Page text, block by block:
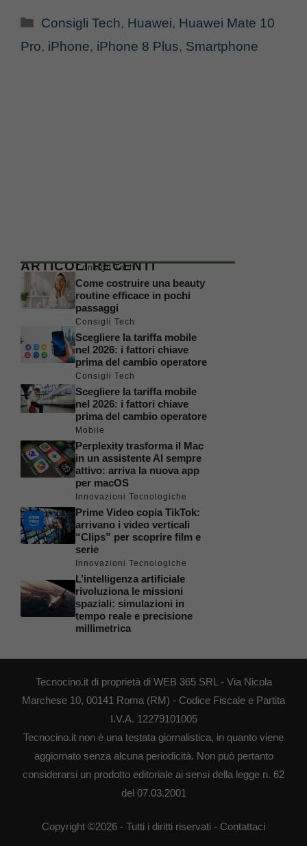
Categorie
Consigli Tech, Huawei, Huawei Mate 10
Pro, iPhone, iPhone 8 Plus, Smartphone
ARTICOLI RECENTI
Consigli Tech
Come costruire una beauty
routine efficace in pochi
passaggi
Consigli Tech
Scegliere la tariffa mobile
nel 2026: i fattori chiave
prima del cambio operatore
Consigli Tech
Scegliere la tariffa mobile
nel 2026: i fattori chiave
prima del cambio operatore
Mobile
Perplexity trasforma il Mac
in un assistente AI sempre
attivo: arriva la nuova app
per macOS
Innovazioni Tecnologiche
Prime Video copia TikTok:
arrivano i video verticali
“Clips” per scoprire film e
serie
Innovazioni Tecnologiche
L’intelligenza artificiale
rivoluziona le missioni
spaziali: simulazioni in
tempo reale e precisione
millimetrica
Tecnocino.it di proprietà di WEB 365 SRL - Via Nicola
Marchese 10, 00141 Roma (RM) - Codice Fiscale e Partita
I.V.A. 12279101005
Tecnocino.it non è una testata giornalistica, in quanto viene
aggiornato senza alcuna periodicità. Non può pertanto
considerarsi un prodotto editoriale ai sensi della legge n. 62
del 07.03.2001
Copyright ©2026 - Tutti i diritti riservati - Contattaci